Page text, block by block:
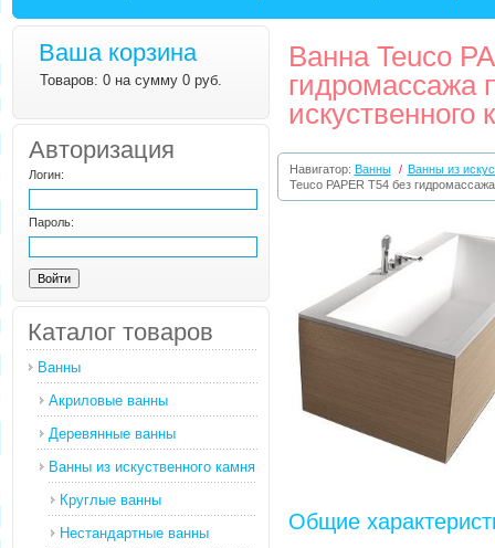
Ваша корзина
Товаров: 0 на сумму 0 руб.
Авторизация
Логин:
Пароль:
Каталог товаров
Ванны
Акриловые ванны
Деревянные ванны
Ванны из искуственного камня
Круглые ванны
Нестандартные ванны
Ванна Teuco
гидромассажа
искуственного
Навигатор: Ванны / Ванны из
Teuco PAPER T54 без
Общие